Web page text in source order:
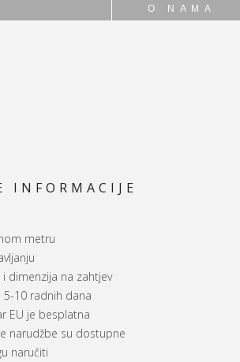
O NAMA
INFORMACIJE
metru
dimenzija na zahtjev
5-10 radnih dana
EU je besplatna
narudžbe su dostupne
naručiti